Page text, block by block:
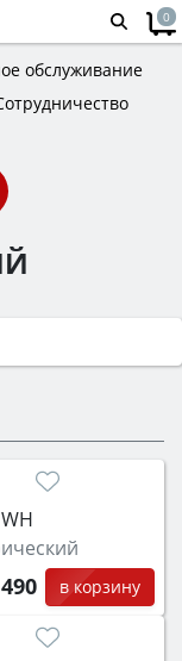
0
обслуживание
в корзину